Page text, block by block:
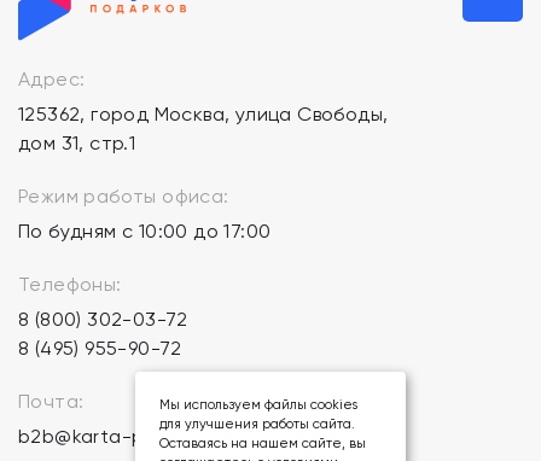
Адрес:
125362, город Москва, улица Свободы,
дом 31, стр.1
Режим работы офиса:
По будням с 10:00 до 17:00
Телефоны:
8 (800) 302-03-72
8 (495) 955-90-72
Почта:
b2b@karta-podarkov.ru
Мы используем файлы cookies
для улучшения работы сайта.
Оставаясь на нашем сайте, вы